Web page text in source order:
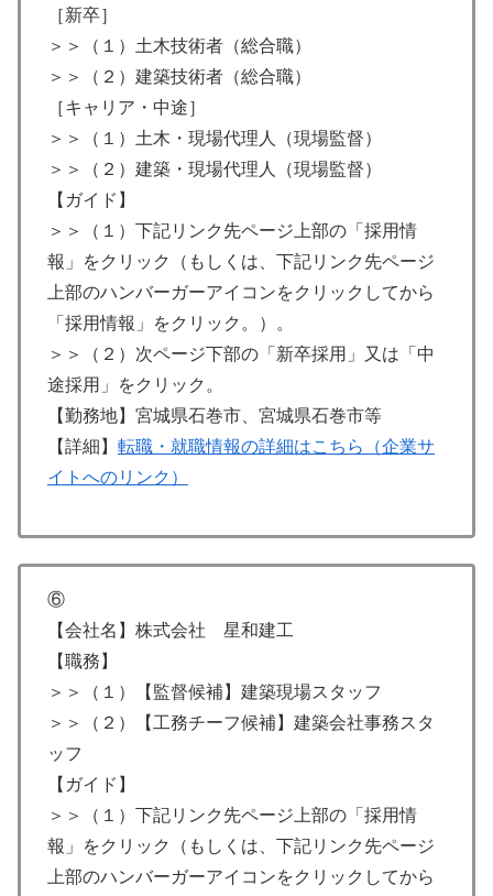
［新卒］
＞＞（１）土木技術者（総合職）
＞＞（２）建築技術者（総合職）
［キャリア・中途］
＞＞（１）土木・現場代理人（現場監督）
＞＞（２）建築・現場代理人（現場監督）
【ガイド】
＞＞（１）下記リンク先ページ上部の「採用情
報」をクリック（もしくは、下記リンク先ページ
上部のハンバーガーアイコンをクリックしてから
「採用情報」をクリック。）。
＞＞（２）次ページ下部の「新卒採用」又は「中
途採用」をクリック。
【勤務地】宮城県石巻市、宮城県石巻市等
【詳細】 転職・就職情報の詳細はこちら（企業サ
イトへのリンク）
⑥
【会社名】株式会社 星和建工
【職務】
＞＞（１）【監督候補】建築現場スタッフ
＞＞（２）【工務チーフ候補】建築会社事務スタ
ッフ
【ガイド】
＞＞（１）下記リンク先ページ上部の「採用情
報」をクリック（もしくは、下記リンク先ページ
上部のハンバーガーアイコンをクリックしてから